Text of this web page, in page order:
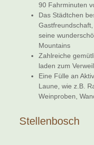
90 Fahrminuten
Das Städtchen
seine
Mountains
Zahlreiche
laden zum
Eine Fülle an
Laune, wie z.B.
Weinproben,
Stellenbosch